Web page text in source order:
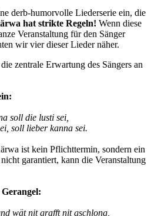
derb-humorvolle Liederserie ein, die
hat strikte Regeln! Wenn diese
Veranstaltung für den Sänger
wir vier dieser Lieder näher.
zentrale Erwartung des Sängers an
soll die lusti sei,
soll lieber kanna sei.
ist kein Pflichttermin, sondern ein
garantiert, kann die Veranstaltung
wät nit grafft nit gschlong,